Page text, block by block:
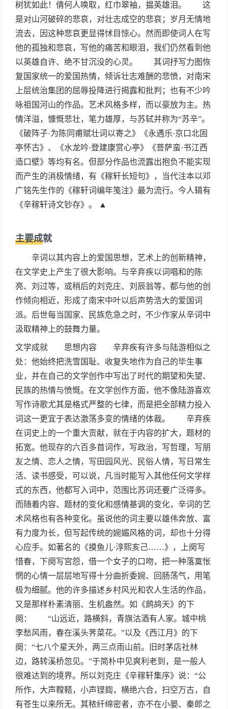
树犹如此！倩何人唤取，红巾翠袖，揾英雄泪。 这
是对山河破碎的悲哀，对壮志成空的悲哀；岁月无情地
流去，因这种悲哀更显得怵目惊心。然而即使词人在写
他的孤独和悲哀，写他的痛苦和眼泪，我们仍然看到他
以英雄自许、绝不甘沉没的心灵。 其词抒写力图恢
复国家统一的爱国热情，倾诉壮志难酬的悲愤，对南宋
上层统治集团的屈辱投降进行揭露和批判；也有不少吟
咏祖国河山的作品。艺术风格多样，而以豪放为主。热
情洋溢，慷慨悲壮，笔力雄厚，与苏轼并称为“苏辛”。
《破阵子·为陈同甫赋壮词以寄之》《永遇乐·京口北固
亭怀古》、《水龙吟·登建康赏心亭》《菩萨蛮·书江西
造口壁》等均有名。但部分作品也流露出抱负不能实现
而产生的消极情绪，有《稼轩长短句》，当代注本以邓
广铭先生作的《稼轩词编年笺注》最为流行。今人辑有
《辛稼轩诗文钞存》。 ▲
主要成就
辛词以其内容上的爱国思想，艺术上的创新精神，
在文学史上产生了很大影响。与辛弃疾以词唱和的陈
亮、刘过等，或稍后的刘克庄、刘辰翁等，都与他的创
作倾向相近，形成了南宋中叶以后声势浩大的爱国词
派。后世每当国家、民族危急之时，不少作家从辛词中
汲取精神上的鼓舞力量。
文学成就 思想内容 辛弃疾有许多与陆游相似之
处：他始终把洗雪国耻、收复失地作为自己的毕生事
业，并在自己的文学创作中写出了时代的期望和失望、
民族的热情与愤慨。在文学创作方面，他不像陆游喜欢
写作诗歌尤其是格式严整的七律，而是把全部精力投入
词这一更宜于表达激荡多变的情绪的体裁。 辛弃疾
在词史上的一个重大贡献，就在于内容的扩大，题材的
拓宽。他现存的六百多首词作，写政治，写哲理，写朋
友之情、恋人之情，写田园风光、民俗人情，写日常生
活、读书感受，可以说，凡当时能写入其他任何文学样
式的东西，他都写入词中，范围比苏词还要广泛得多。
而随着内容、题材的变化和感情基调的变化，辛词的艺
术风格也有各种变化。虽说他的词主要以雄伟奔放、富
有力度为长，但写起传统的婉媚风格的词，却也十分得
心应手。如著名的《摸鱼儿·淳熙亥己……》，上阕写
惜春，下阕写宫怨，借一个女子的口吻，把一种落寞怅
惘的心情一层层地写得十分曲折委婉、回肠荡气，用笔
极为细腻。他的许多描述乡村风光和农人生活的作品，
又是那样朴素清丽、生机盎然。如《鹧鸪天》的下
阕： “山远近，路横斜，青旗沽酒有人家。城中桃
李愁风雨，春在溪头荠菜花。”以及《西江月》的下
阕：“七八个星天外，两三点雨山前。旧时茅店社林
边，路转溪桥忽见。”于简朴中见爽利老到，是一般人
很难达到的境界。所以刘克庄《辛稼轩集序》说：“公
所作，大声鞺鞳，小声铿鍧，横绝六合，扫空万古，自
有苍生以来所无。其秾纤绵密者，亦不在小晏、秦郎之